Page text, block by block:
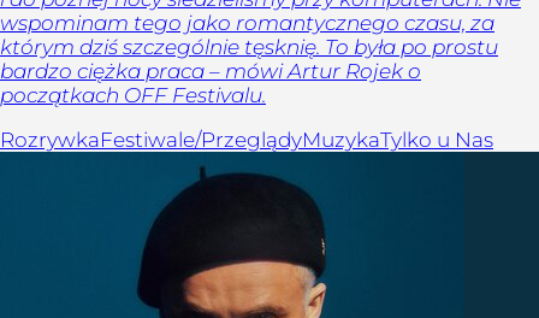
wspominam tego jako romantycznego czasu, za
którym dziś szczególnie tęsknię. To była po prostu
bardzo ciężka praca – mówi Artur Rojek o
początkach OFF Festivalu.
RozrywkaFestiwale/PrzeglądyMuzykaTylko u Nas